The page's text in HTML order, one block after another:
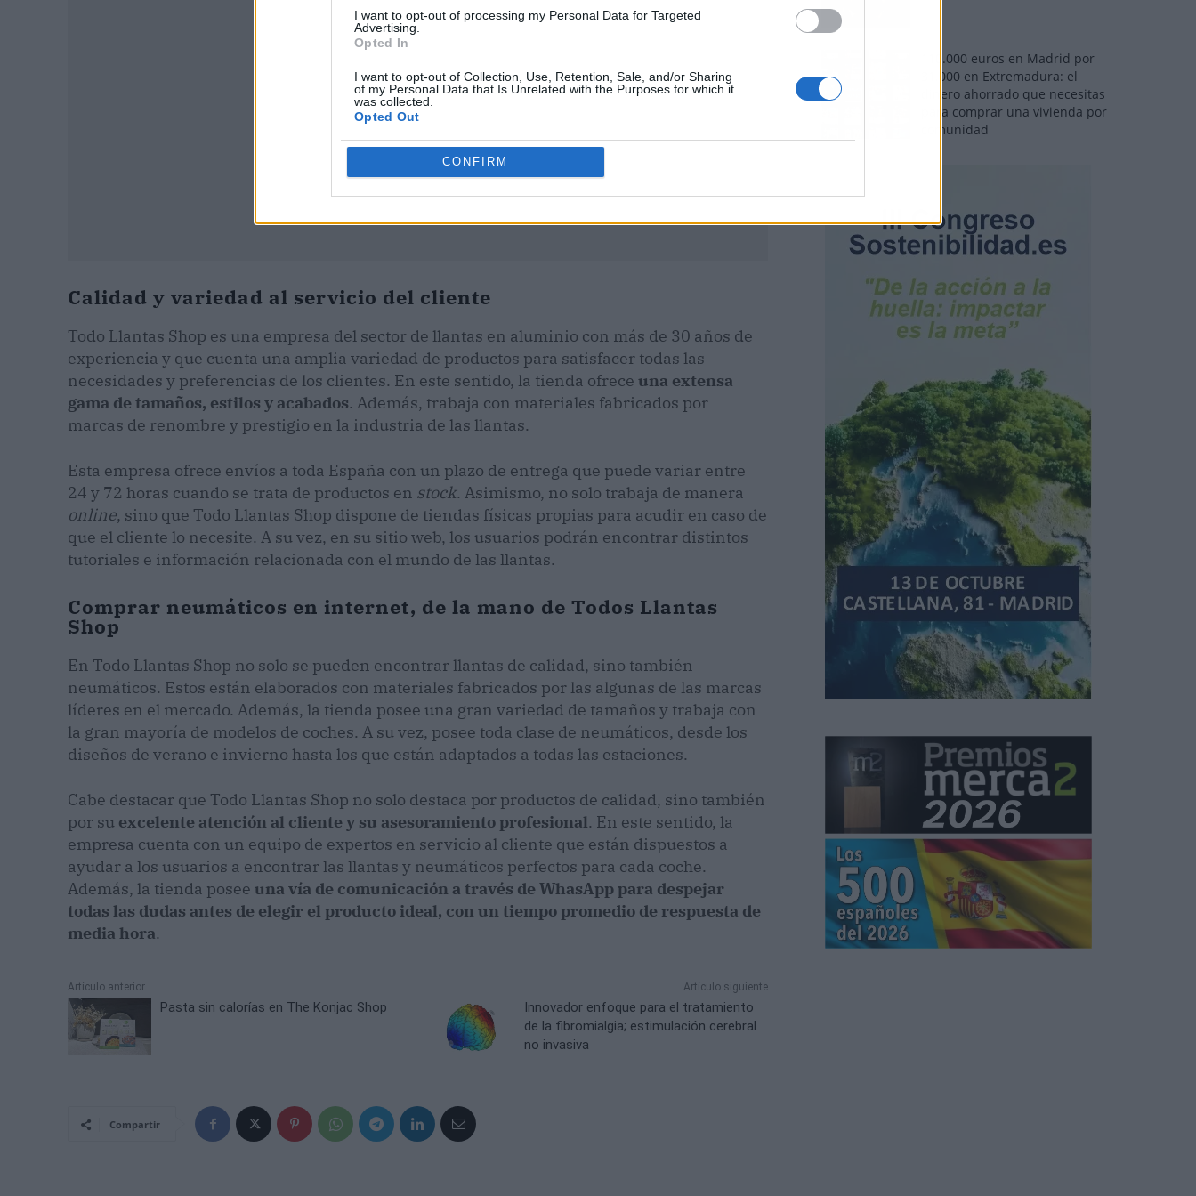
I want to opt-out of processing my Personal Data for Targeted
Advertising.
Opted In
I want to opt-out of Collection, Use, Retention, Sale, and/or Sharing
of my Personal Data that Is Unrelated with the Purposes for which it
was collected.
Opted Out
CONFIRM
Calidad y variedad al servicio del cliente
Todo Llantas Shop es una empresa del sector de llantas en aluminio con más de 30 años de
experiencia y que cuenta una amplia variedad de productos para satisfacer todas las
necesidades y preferencias de los clientes. En este sentido, la tienda ofrece una extensa
gama de tamaños, estilos y acabados. Además, trabaja con materiales fabricados por
marcas de renombre y prestigio en la industria de las llantas.
Esta empresa ofrece envíos a toda España con un plazo de entrega que puede variar entre
24 y 72 horas cuando se trata de productos en stock. Asimismo, no solo trabaja de manera
online, sino que Todo Llantas Shop dispone de tiendas físicas propias para acudir en caso de
que el cliente lo necesite. A su vez, en su sitio web, los usuarios podrán encontrar distintos
tutoriales e información relacionada con el mundo de las llantas.
Comprar neumáticos en internet, de la mano de Todos Llantas
Shop
En Todo Llantas Shop no solo se pueden encontrar llantas de calidad, sino también
neumáticos. Estos están elaborados con materiales fabricados por las algunas de las marcas
líderes en el mercado. Además, la tienda posee una gran variedad de tamaños y trabaja con
la gran mayoría de modelos de coches. A su vez, posee toda clase de neumáticos, desde los
diseños de verano e invierno hasta los que están adaptados a todas las estaciones.
Cabe destacar que Todo Llantas Shop no solo destaca por productos de calidad, sino también
por su excelente atención al cliente y su asesoramiento profesional. En este sentido, la
empresa cuenta con un equipo de expertos en servicio al cliente que están dispuestos a
ayudar a los usuarios a encontrar las llantas y neumáticos perfectos para cada coche.
Además, la tienda posee una vía de comunicación a través de WhasApp para despejar
todas las dudas antes de elegir el producto ideal, con un tiempo promedio de respuesta de
media hora.
Artículo anterior
Pasta sin calorías en The Konjac Shop
Artículo siguiente
Innovador enfoque para el tratamiento
de la fibromialgia; estimulación cerebral
no invasiva
Compartir
110.000 euros en Madrid por
31.000 en Extremadura: el
dinero ahorrado que necesitas
para comprar una vivienda por
comunidad